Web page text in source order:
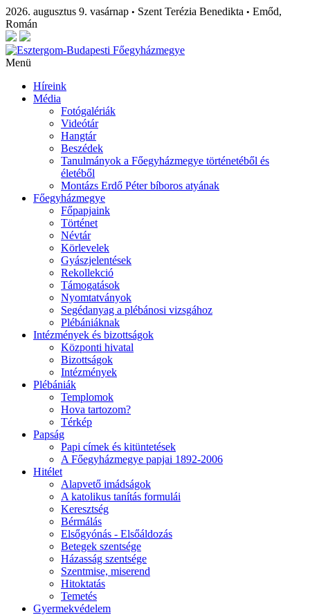
2026. augusztus 9. vasárnap • Szent Terézia Benedikta • Emőd,
Román
Menü
Híreink
Média
Fotógalériák
Videótár
Hangtár
Beszédek
Tanulmányok a Főegyházmegye történetéből és
életéből
Montázs Erdő Péter bíboros atyának
Főegyházmegye
Főpapjaink
Történet
Névtár
Körlevelek
Gyászjelentések
Rekollekció
Támogatások
Nyomtatványok
Segédanyag a plébánosi vizsgához
Plébániáknak
Intézmények és bizottságok
Központi hivatal
Bizottságok
Intézmények
Plébániák
Templomok
Hova tartozom?
Térkép
Papság
Papi címek és kitüntetések
A Főegyházmegye papjai 1892-2006
Hitélet
Alapvető imádságok
A katolikus tanítás formulái
Keresztség
Bérmálás
Elsőgyónás - Elsőáldozás
Betegek szentsége
Házasság szentsége
Szentmise, miserend
Hitoktatás
Temetés
Gyermekvédelem